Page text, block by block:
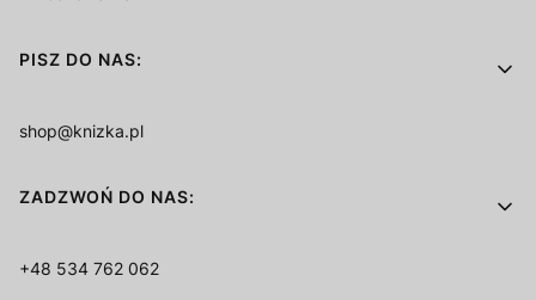
PISZ DO NAS:
shop@knizka.pl
ZADZWOŃ DO NAS:
+48 534 762 062